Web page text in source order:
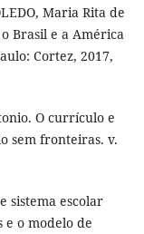
Maria Rita de
Brasil e a América
Cortez, 2017,
O currículo e
sem fronteiras. v.
sistema escolar
e o modelo de